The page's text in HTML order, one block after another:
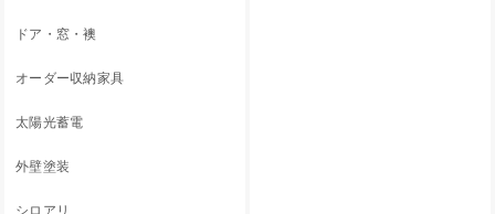
ドア・窓・襖
オーダー収納家具
太陽光蓄電
外壁塗装